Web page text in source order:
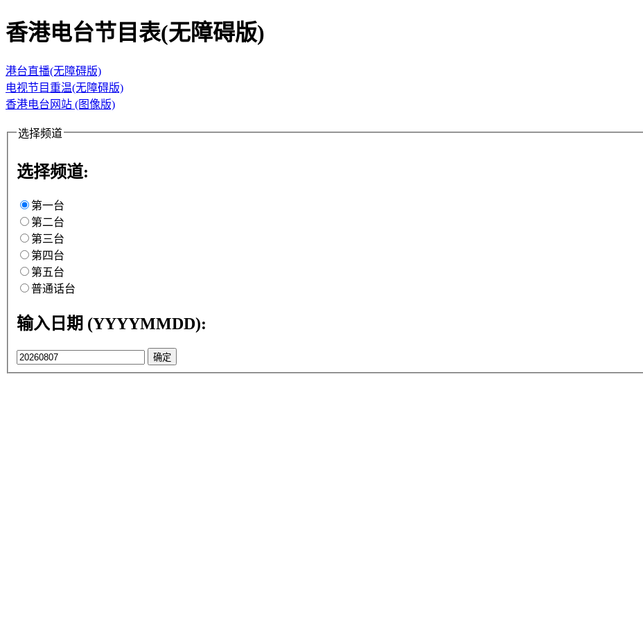
香港电台节目表(无障碍版)
港台直播(无障碍版)
电视节目重温(无障碍版)
香港电台网站 (图像版)
选择频道
选择频道:
第一台
第二台
第三台
第四台
第五台
普通话台
输入日期 (YYYYMMDD):